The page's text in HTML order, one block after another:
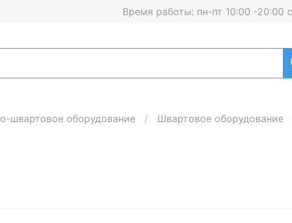
Время работы: пн-пт 10:00 -20:00
швартовое оборудование Швартовое оборудование